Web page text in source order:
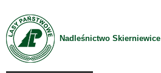
Skip to Content
Nadleśnictwo Skierniewice